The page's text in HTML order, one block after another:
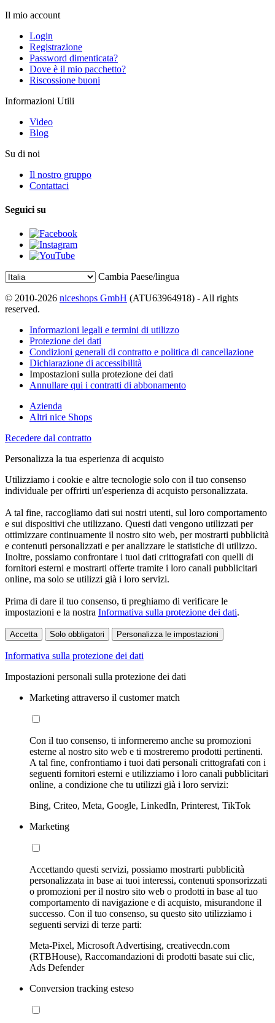
Il mio account
Login
Registrazione
Password dimenticata?
Dove è il mio pacchetto?
Riscossione buoni
Informazioni Utili
Video
Blog
Su di noi
Il nostro gruppo
Contattaci
Seguici su
Cambia Paese/lingua
© 2010-2026 niceshops GmbH (ATU63964918) - All rights
reserved.
Informazioni legali e termini di utilizzo
Protezione dei dati
Condizioni generali di contratto e politica di cancellazione
Dichiarazione di accessibilità
Impostazioni sulla protezione dei dati
Annullare qui i contratti di abbonamento
Azienda
Altri nice Shops
Recedere dal contratto
Personalizza la tua esperienza di acquisto
Utilizziamo i cookie e altre tecnologie solo con il tuo consenso
individuale per offrirti un'esperienza di acquisto personalizzata.
A tal fine, raccogliamo dati sui nostri utenti, sul loro comportamento
e sui dispositivi che utilizzano. Questi dati vengono utilizzati per
ottimizzare continuamente il nostro sito web, per mostrarti pubblicità
e contenuti personalizzati e per analizzare le statistiche di utilizzo.
Inoltre, possiamo confrontare i tuoi dati crittografati con quelli di
fornitori esterni e mostrarti offerte tramite i loro canali pubblicitari
online, ma solo se utilizzi già i loro servizi.
Prima di dare il tuo consenso, ti preghiamo di verificare le
impostazioni e la nostra Informativa sulla protezione dei dati.
Accetta Solo obbligatori Personalizza le impostazioni
Informativa sulla protezione dei dati
Impostazioni personali sulla protezione dei dati
Marketing attraverso il customer match
Con il tuo consenso, ti informeremo anche su promozioni
esterne al nostro sito web e ti mostreremo prodotti pertinenti.
A tal fine, confrontiamo i tuoi dati personali crittografati con i
seguenti fornitori esterni e utilizziamo i loro canali pubblicitari
online, a condizione che tu utilizzi già i loro servizi:
Bing, Criteo, Meta, Google, LinkedIn, Printerest, TikTok
Marketing
Accettando questi servizi, possiamo mostrarti pubblicità
personalizzata in base ai tuoi interessi, contenuti sponsorizzati
o promozioni per il nostro sito web o prodotti in base al tuo
comportamento di navigazione e di acquisto, misurandone il
successo. Con il tuo consenso, su questo sito utilizziamo i
seguenti servizi di terze parti:
Meta-Pixel, Microsoft Advertising, creativecdn.com
(RTBHouse), Raccomandazioni di prodotti basate sui clic,
Ads Defender
Conversion tracking esteso